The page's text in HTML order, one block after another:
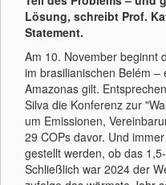
Lösung, schreibt Prof.
Statement.
Am 10. November beginnt
im brasilianischen Belém –
Amazonas gilt.
Silva die Konferenz zur
um Emissionen,
29 COPs davor. Und
gestellt werden, ob das
Schließlich war 2024 der